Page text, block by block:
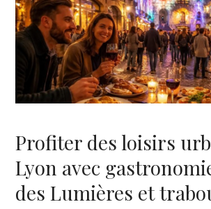
Profiter des loisirs
Lyon avec
des Lumières et